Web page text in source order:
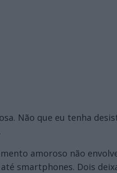
Não que eu tenha
amoroso não
smartphones. Dois